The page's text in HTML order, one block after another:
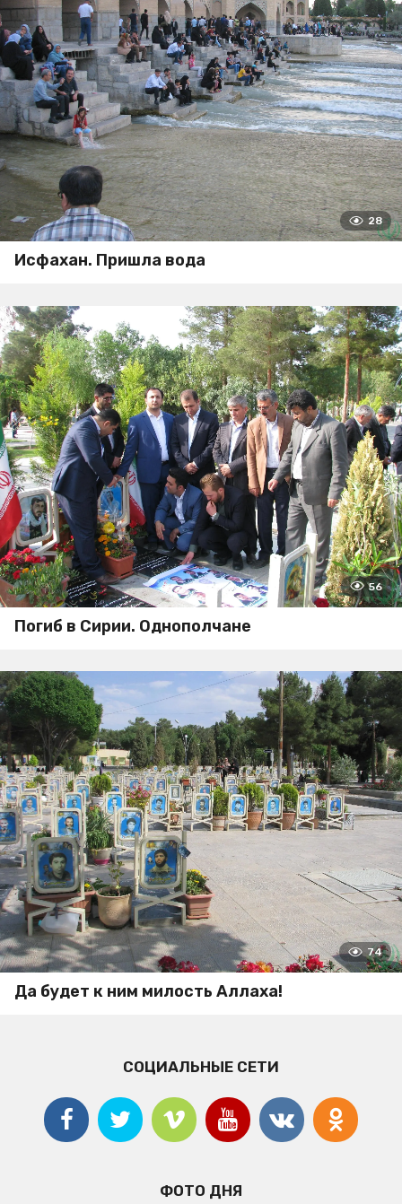
28
Исфахан. Пришла вода
56
Погиб в Сирии. Однополчане
74
Да будет к ним милость Аллаха!
СОЦИАЛЬНЫЕ СЕТИ
ФОТО ДНЯ